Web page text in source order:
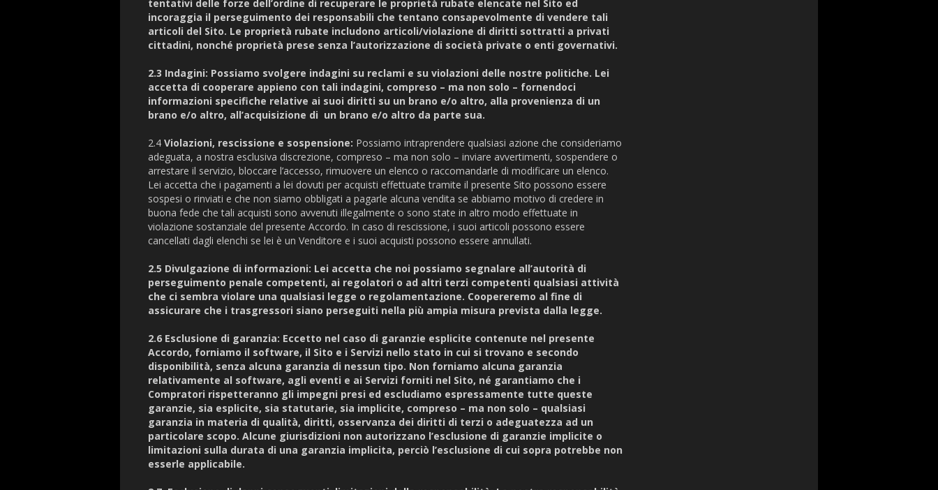
tentativi delle forze dell’ordine di recuperare le proprietà rubate elencate nel Sito ed
incoraggia il perseguimento dei responsabili che tentano consapevolmente di vendere tali
articoli del Sito. Le proprietà rubate includono articoli/violazione di diritti sottratti a privati
cittadini, nonché proprietà prese senza l’autorizzazione di società private o enti governativi.
2.3 Indagini: Possiamo svolgere indagini su reclami e su violazioni delle nostre politiche. Lei
accetta di cooperare appieno con tali indagini, compreso – ma non solo – fornendoci
informazioni specifiche relative ai suoi diritti su un brano e/o altro, alla provenienza di un
brano e/o altro, all’acquisizione di un brano e/o altro da parte sua.
2.4 Violazioni, rescissione e sospensione: Possiamo intraprendere qualsiasi azione che consideriamo
adeguata, a nostra esclusiva discrezione, compreso – ma non solo – inviare avvertimenti, sospendere o
arrestare il servizio, bloccare l’accesso, rimuovere un elenco o raccomandarle di modificare un elenco.
Lei accetta che i pagamenti a lei dovuti per acquisti effettuate tramite il presente Sito possono essere
sospesi o rinviati e che non siamo obbligati a pagarle alcuna vendita se abbiamo motivo di credere in
buona fede che tali acquisti sono avvenuti illegalmente o sono state in altro modo effettuate in
violazione sostanziale del presente Accordo. In caso di rescissione, i suoi articoli possono essere
cancellati dagli elenchi se lei è un Venditore e i suoi acquisti possono essere annullati.
2.5 Divulgazione di informazioni: Lei accetta che noi possiamo segnalare all’autorità di
perseguimento penale competenti, ai regolatori o ad altri terzi competenti qualsiasi attività
che ci sembra violare una qualsiasi legge o regolamentazione. Coopereremo al fine di
assicurare che i trasgressori siano perseguiti nella più ampia misura prevista dalla legge.
2.6 Esclusione di garanzia: Eccetto nel caso di garanzie esplicite contenute nel presente
Accordo, forniamo il software, il Sito e i Servizi nello stato in cui si trovano e secondo
disponibilità, senza alcuna garanzia di nessun tipo. Non forniamo alcuna garanzia
relativamente al software, agli eventi e ai Servizi forniti nel Sito, né garantiamo che i
Compratori rispetteranno gli impegni presi ed escludiamo espressamente tutte queste
garanzie, sia esplicite, sia statutarie, sia implicite, compreso – ma non solo – qualsiasi
garanzia in materia di qualità, diritti, osservanza dei diritti di terzi o adeguatezza ad un
particolare scopo. Alcune giurisdizioni non autorizzano l’esclusione di garanzie implicite o
limitazioni sulla durata di una garanzia implicita, perciò l’esclusione di cui sopra potrebbe non
esserle applicabile.